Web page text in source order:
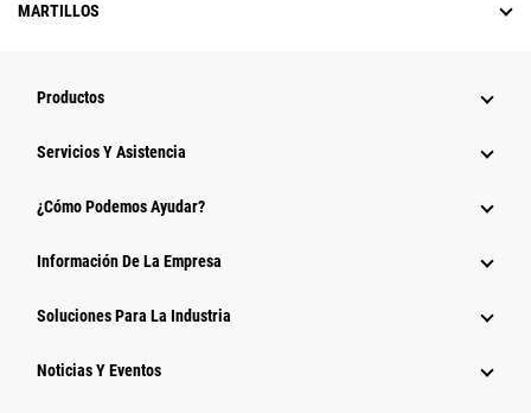
MARTILLOS
Productos
Servicios Y Asistencia
¿Cómo Podemos Ayudar?
Información De La Empresa
Soluciones Para La Industria
Noticias Y Eventos